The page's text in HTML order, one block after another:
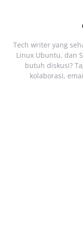
Tech writer yang
Linux Ubuntu, dan
butuh diskusi?
kolaborasi,